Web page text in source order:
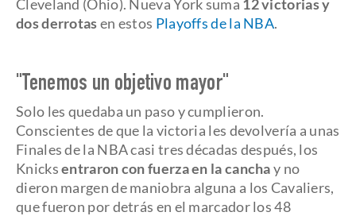
Cleveland (Ohio). Nueva York suma 12 victorias y
dos derrotasen estos Playoffs de la NBA.
"Tenemos un objetivo mayor"
Solo les quedaba un paso y cumplieron.
Conscientes de que la victoria les devolvería a unas
Finales de la NBA casi tres décadas después, los
Knicksentraron con fuerza en la canchay no
dieron margen de maniobra alguna a los Cavaliers,
que fueron por detrás en el marcador los 48